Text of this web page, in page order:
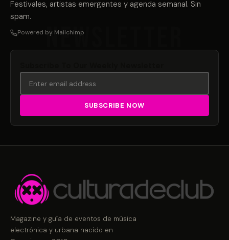
Festivales, artistas emergentes y agenda semanal. Sin
spam.
Powered by Mailchimp
Magazine y guía de eventos de música
electrónica y urbana nacido en